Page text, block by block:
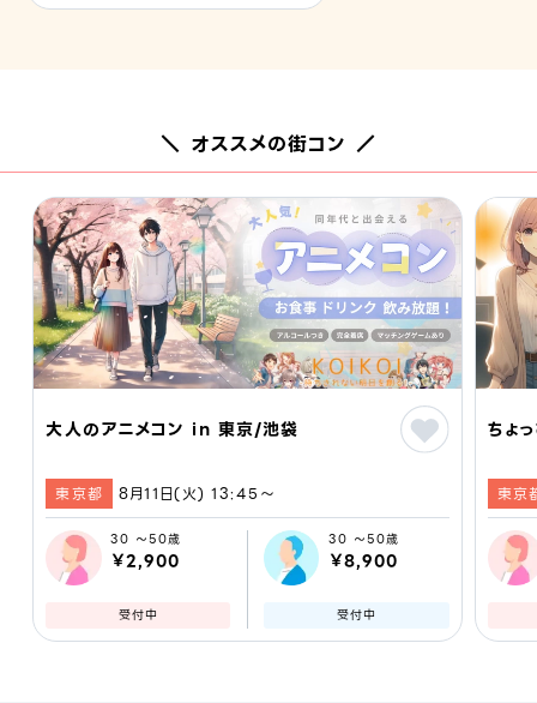
＼ オススメの街コン ／
大人のアニメコン in 東京/池袋
東京都 8月11日(火) 13:45〜
30 ～50歳
￥2,900
受付中
30 ～50歳
￥8,900
受付中
ちょ
東京